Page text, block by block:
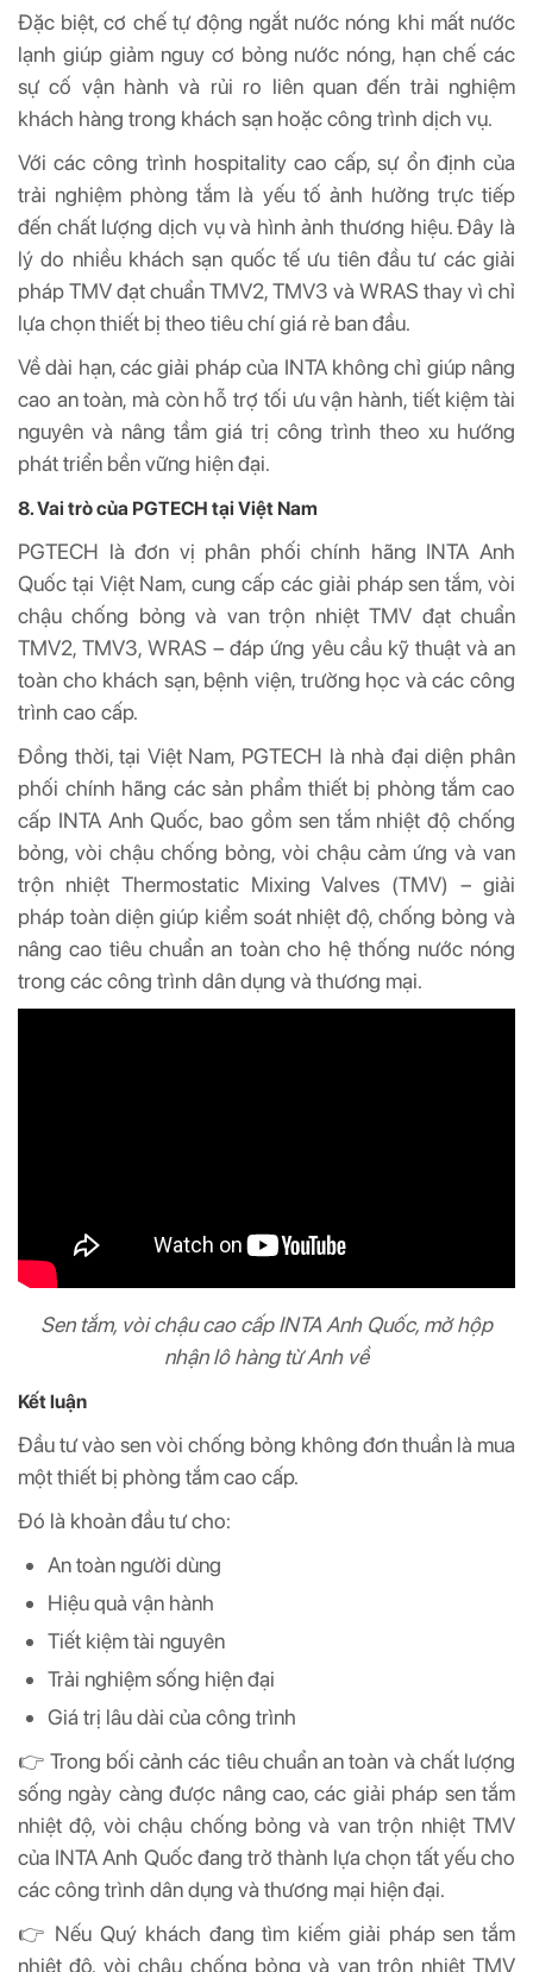
Đặc biệt, cơ chế tự động ngắt nước nóng khi mất nước
lạnh giúp giảm nguy cơ bỏng nước nóng, hạn chế các
sự cố vận hành và rủi ro liên quan đến trải nghiệm
khách hàng trong khách sạn hoặc công trình dịch vụ.
Với các công trình hospitality cao cấp, sự ổn định của
trải nghiệm phòng tắm là yếu tố ảnh hưởng trực tiếp
đến chất lượng dịch vụ và hình ảnh thương hiệu. Đây là
lý do nhiều khách sạn quốc tế ưu tiên đầu tư các giải
pháp TMV đạt chuẩn TMV2, TMV3 và WRAS thay vì chỉ
lựa chọn thiết bị theo tiêu chí giá rẻ ban đầu.
Về dài hạn, các giải pháp của INTA không chỉ giúp nâng
cao an toàn, mà còn hỗ trợ tối ưu vận hành, tiết kiệm tài
nguyên và nâng tầm giá trị công trình theo xu hướng
phát triển bền vững hiện đại.
8. Vai trò của PGTECH tại Việt Nam
PGTECH là đơn vị phân phối chính hãng INTA Anh
Quốc tại Việt Nam, cung cấp các giải pháp sen tắm, vòi
chậu chống bỏng và van trộn nhiệt TMV đạt chuẩn
TMV2, TMV3, WRAS – đáp ứng yêu cầu kỹ thuật và an
toàn cho khách sạn, bệnh viện, trường học và các công
trình cao cấp.
Đồng thời, tại Việt Nam, PGTECH là nhà đại diện phân
phối chính hãng các sản phẩm thiết bị phòng tắm cao
cấp INTA Anh Quốc, bao gồm sen tắm nhiệt độ chống
bỏng, vòi chậu chống bỏng, vòi chậu cảm ứng và van
trộn nhiệt Thermostatic Mixing Valves (TMV) – giải
pháp toàn diện giúp kiểm soát nhiệt độ, chống bỏng và
nâng cao tiêu chuẩn an toàn cho hệ thống nước nóng
trong các công trình dân dụng và thương mại.
Sen tắm, vòi chậu cao cấp INTA Anh Quốc, mở hộp
nhận lô hàng từ Anh về
Kết luận
Đầu tư vào sen vòi chống bỏng không đơn thuần là mua
một thiết bị phòng tắm cao cấp.
Đó là khoản đầu tư cho:
An toàn người dùng
Hiệu quả vận hành
Tiết kiệm tài nguyên
Trải nghiệm sống hiện đại
Giá trị lâu dài của công trình
👉 Trong bối cảnh các tiêu chuẩn an toàn và chất lượng
sống ngày càng được nâng cao, các giải pháp sen tắm
nhiệt độ, vòi chậu chống bỏng và van trộn nhiệt TMV
của INTA Anh Quốc đang trở thành lựa chọn tất yếu cho
các công trình dân dụng và thương mại hiện đại.
👉 Nếu Quý khách đang tìm kiếm giải pháp sen tắm
nhiệt độ, vòi chậu chống bỏng và van trộn nhiệt TMV